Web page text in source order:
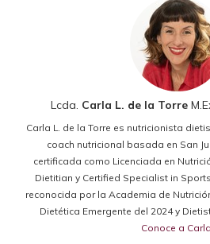
Lcda. Carla L. de la Torre
Carla L. de la Torre es nutricionista
coach nutricional basada en San
certificada como Licenciada en
Dietitian y Certified Specialist in
reconocida por la Academia de
Dietética Emergente del 2024 y
Conoce a Carla